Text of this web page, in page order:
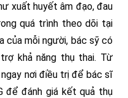
xuất huyết âm đạo, đau
quá trình theo dõi tại
của mỗi người, bác sỹ có
khả năng thụ thai. Từ
nơi điều trị để bác sĩ
để đánh giá kết quả thụ